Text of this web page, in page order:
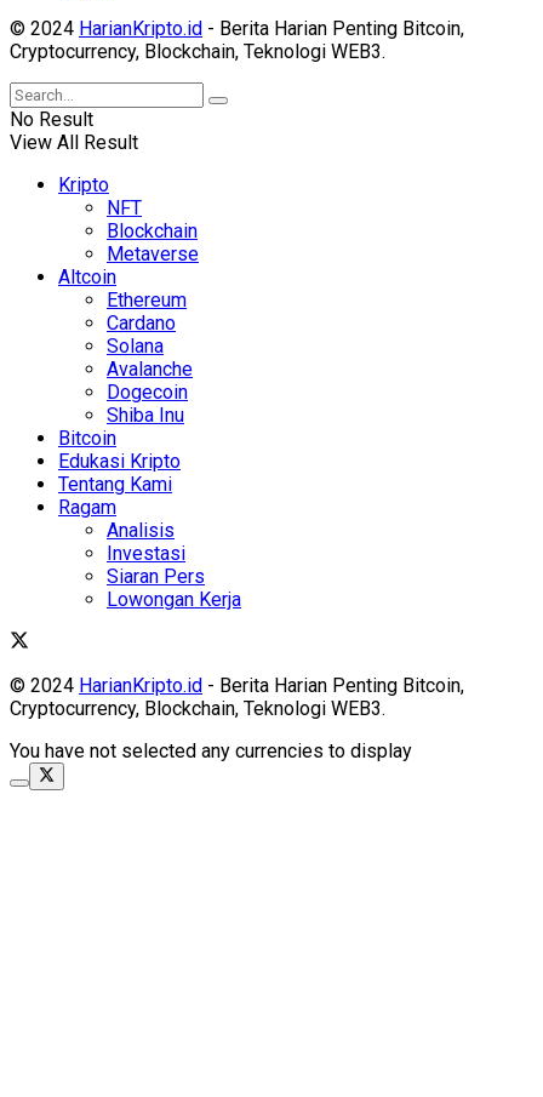
© 2024 HarianKripto.id - Berita Harian Penting Bitcoin,
Cryptocurrency, Blockchain, Teknologi WEB3.
No Result
View All Result
Kripto
NFT
Blockchain
Metaverse
Altcoin
Ethereum
Cardano
Solana
Avalanche
Dogecoin
Shiba Inu
Bitcoin
Edukasi Kripto
Tentang Kami
Ragam
Analisis
Investasi
Siaran Pers
Lowongan Kerja
© 2024 HarianKripto.id - Berita Harian Penting Bitcoin,
Cryptocurrency, Blockchain, Teknologi WEB3.
You have not selected any currencies to display